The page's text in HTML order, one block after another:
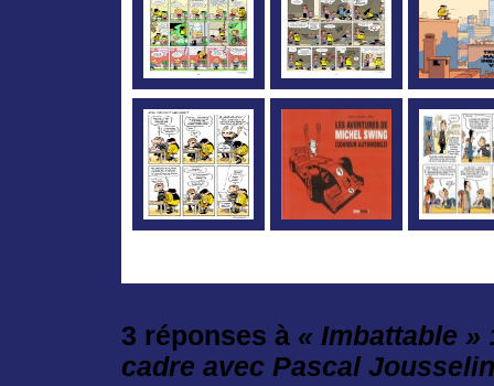
3 réponses à « Imbattable
cadre avec Pascal Jousselin